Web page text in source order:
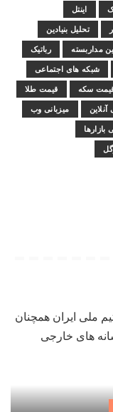
اینتل
تحلیل بنیادین
مداربسته رباتیک
شبکه های اجتماعی
سکه قیمت طلا
میزبانی وب
بازارها